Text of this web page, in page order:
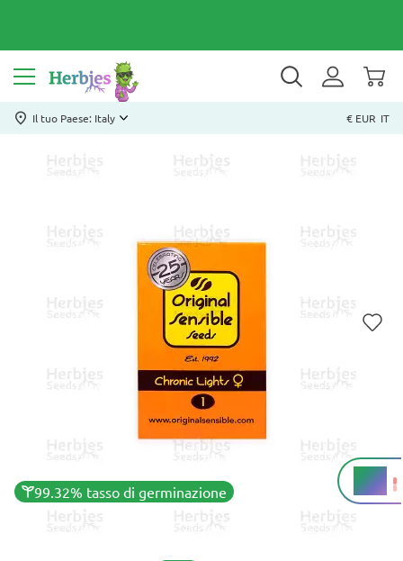
Il tuo Paese: Italy € EUR IT
99.32% tasso di germinazione
19%
THC